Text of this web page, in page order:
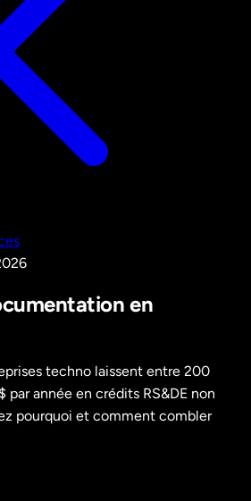
en
techno laissent entre 200
année en crédits RS&DE non
pourquoi et comment combler